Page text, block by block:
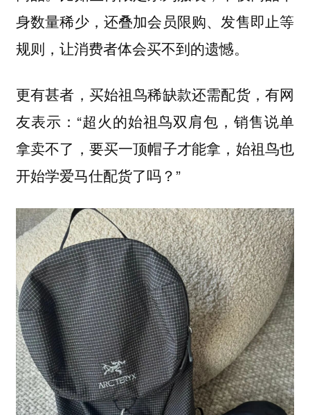
身数量稀少，还叠加会员限购、发售即止等
规则，让消费者体会买不到的遗憾。
更有甚者，买始祖鸟稀缺款还需配货，有网
友表示：“超火的始祖鸟双肩包，销售说单
拿卖不了，要买一顶帽子才能拿，始祖鸟也
开始学爱马仕配货了吗？”